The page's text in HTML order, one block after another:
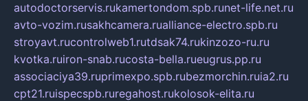
autodoctorservis.rukamertondom.spb.runet-life.net.ru
avto-vozim.rusakhcamera.rualliance-electro.spb.ru
stroyavt.rucontrolweb1.rutdsak74.rukinzozo-ru.ru
kvotka.ruiron-snab.rucosta-bella.rueugrus.pp.ru
associaciya39.ruprimexpo.spb.rubezmorchin.ruia2.ru
cpt21.ruispecspb.ruregahost.rukolosok-elita.ru